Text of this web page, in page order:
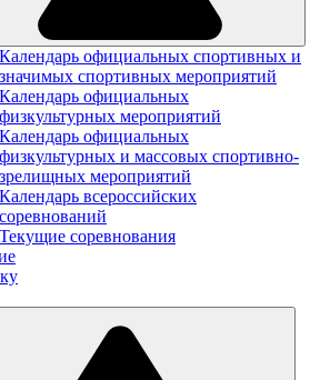
Календарь официальных спортивных и
значимых спортивных мероприятий
Календарь официальных
физкультурных мероприятий
Календарь официальных
физкультурных и массовых спортивно-
зрелищных мероприятий
Календарь всероссийских
соревнований
Текущие соревнования